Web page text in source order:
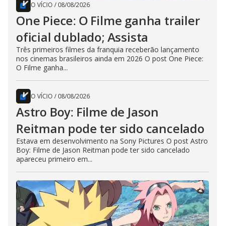
O VÍCIO / 08/08/2026
One Piece: O Filme ganha trailer
oficial dublado; Assista
Três primeiros filmes da franquia receberão lançamento
nos cinemas brasileiros ainda em 2026 O post One Piece:
O Filme ganha...
O VÍCIO / 08/08/2026
Astro Boy: Filme de Jason
Reitman pode ter sido cancelado
Estava em desenvolvimento na Sony Pictures O post Astro
Boy: Filme de Jason Reitman pode ter sido cancelado
apareceu primeiro em...